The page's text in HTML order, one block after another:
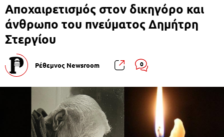
Αποχαιρετισμός στον δικηγόρο και
άνθρωπο του πνεύματος Δημήτρη
Στεργίου
Ρέθεμνος Newsroom 0